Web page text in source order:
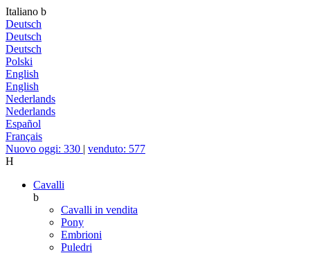
Italiano b
Deutsch
Deutsch
Deutsch
Polski
English
English
Nederlands
Nederlands
Español
Français
Nuovo oggi: 330 | venduto: 577
H
Cavalli
b
Cavalli in vendita
Pony
Embrioni
Puledri